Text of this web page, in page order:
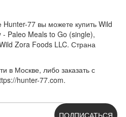
77 вы можете купить Wild
Paleo Meals to Go (single),
Zora Foods LLC. Страна
в Москве, либо заказать с
hunter-77.com.
ПОДПИСАТЬСЯ